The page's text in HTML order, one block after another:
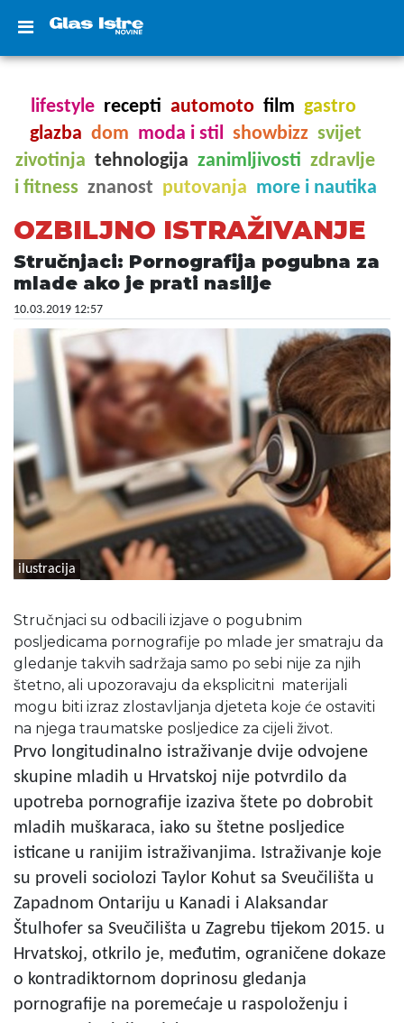
lifestyle recepti automoto film gastro
glazba dom moda i stil showbizz svijet
zivotinja tehnologija zanimljivosti zdravlje
i fitness znanost putovanja more i nautika
OZBILJNO ISTRAŽIVANJE
Stručnjaci: Pornografija pogubna za
mlade ako je prati nasilje
10.03.2019 12:57
ilustracija
Stručnjaci su odbacili izjave o pogubnim
posljedicama pornografije po mlade jer smatraju da
gledanje takvih sadržaja samo po sebi nije za njih
štetno, ali upozoravaju da eksplicitni materijali
mogu biti izraz zlostavljanja djeteta koje će ostaviti
na njega traumatske posljedice za cijeli život.
Prvo longitudinalno istraživanje dvije odvojene
skupine mladih u Hrvatskoj nije potvrdilo da
upotreba pornografije izaziva štete po dobrobit
mladih muškaraca, iako su štetne posljedice
isticane u ranijim istraživanjima. Istraživanje koje
su proveli sociolozi Taylor Kohut sa Sveučilišta u
Zapadnom Ontariju u Kanadi i Alaksandar
Štulhofer sa Sveučilišta u Zagrebu tijekom 2015. u
Hrvatskoj, otkrilo je, međutim, ograničene dokaze
o kontradiktornom doprinosu gledanja
pornografije na poremećaje u raspoloženju i